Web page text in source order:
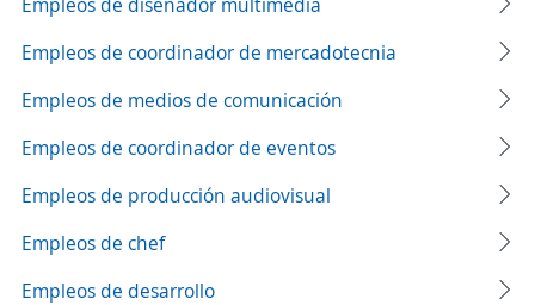
Empleos de coordinador de mercadotecnia
Empleos de medios de comunicación
Empleos de coordinador de eventos
Empleos de producción audiovisual
Empleos de chef
Empleos de desarrollo